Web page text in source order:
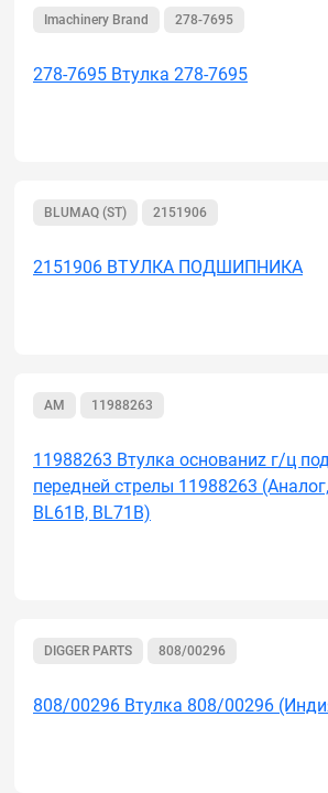
Imachinery Brand 278-7695
278-7695 Втулка 278-7695
BLUMAQ (ST) 2151906
2151906 ВТУЛКА ПОДШИПНИКА
AM 11988263
11988263 Втулка основаниz г/ц
передней стрелы 11988263
BL61B, BL71B)
DIGGER PARTS 808/00296
808/00296 Втулка 808/00296